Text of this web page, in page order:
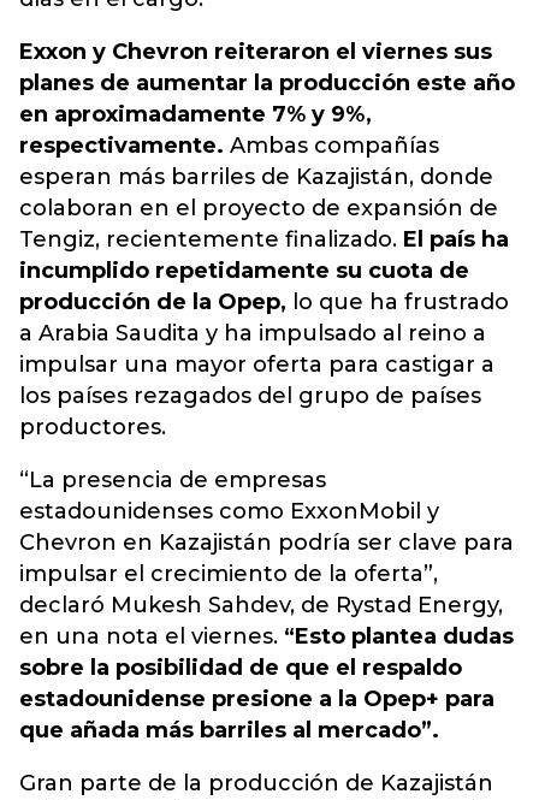
Exxon y Chevron reiteraron el viernes sus
planes de aumentar la producción este año
en aproximadamente 7% y 9%,
respectivamente. Ambas compañías
esperan más barriles de Kazajistán, donde
colaboran en el proyecto de expansión de
Tengiz, recientemente finalizado. El país ha
incumplido repetidamente su cuota de
producción de la Opep, lo que ha frustrado
a Arabia Saudita y ha impulsado al reino a
impulsar una mayor oferta para castigar a
los países rezagados del grupo de países
productores.
“La presencia de empresas
estadounidenses como ExxonMobil y
Chevron en Kazajistán podría ser clave para
impulsar el crecimiento de la oferta”,
declaró Mukesh Sahdev, de Rystad Energy,
en una nota el viernes. “Esto plantea dudas
sobre la posibilidad de que el respaldo
estadounidense presione a la Opep+ para
que añada más barriles al mercado”.
Gran parte de la producción de Kazajistán